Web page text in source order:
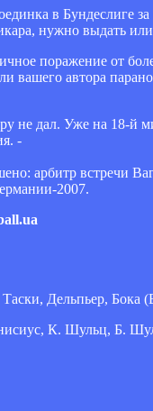
в Бундеслиге
нужно выдать или
поражение от
вашего автора
не дал. Уже на 18-й
-
арбитр встречи
2007.
Дельпьер, Бока
К. Шульц, Б.